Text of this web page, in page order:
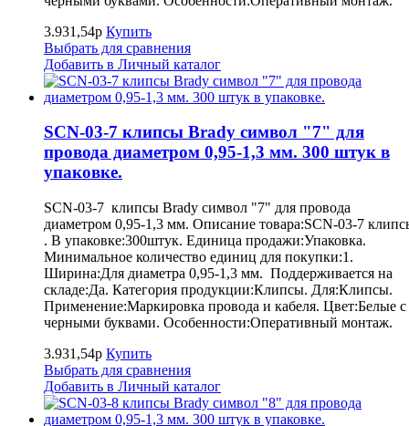
3.931,54р Купить
Выбрать для сравнения
Добавить в Личный каталог
SCN-03-7 клипсы Brady символ "7" для
провода диаметром 0,95-1,3 мм. 300 штук в
упаковке.
SCN-03-7 клипсы Brady символ "7" для провода
диаметром 0,95-1,3 мм. Описание товара:SCN-03-7
. В упаковке:300штук. Единица продажи:Упаковка.
Минимальное количество единиц для покупки:1.
Ширина:Для диаметра 0,95-1,3 мм. Поддерживается на
складе:Да. Категория продукции:Клипсы. Для:Клипсы.
Применение:Маркировка провода и кабеля. Цвет:Белые с
черными буквами. Особенности:Оперативный монтаж.
3.931,54р Купить
Выбрать для сравнения
Добавить в Личный каталог